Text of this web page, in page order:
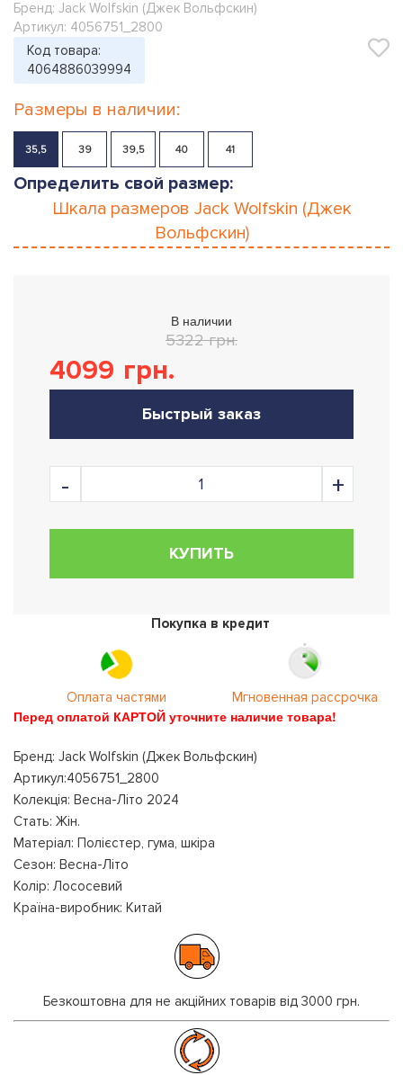
Бренд: Jack Wolfskin (Джек Вольфскин)
Артикул: 4056751_2800
Код товара:
4064886039994
Размеры в наличии:
35,5 39 39,5 40 41
Определить свой размер:
Шкала размеров Jack Wolfskin (Джек
Вольфскин)
В наличии
5322 грн.
4099 грн.
Быстрый заказ
КУПИТЬ
Покупка в кредит
Оплата частями Мгновенная рассрочка
Перед оплатой КАРТОЙ уточните наличие товара!
Бренд: Jack Wolfskin (Джек Вольфскин)
Артикул:4056751_2800
Колекція: Весна-Літо 2024
Стать: Жін.
Матеріал: Полієстер, гума, шкіра
Сезон: Весна-Літо
Колір: Лососевий
Країна-виробник: Китай
Безкоштовна для не акційних товарів від 3000 грн.